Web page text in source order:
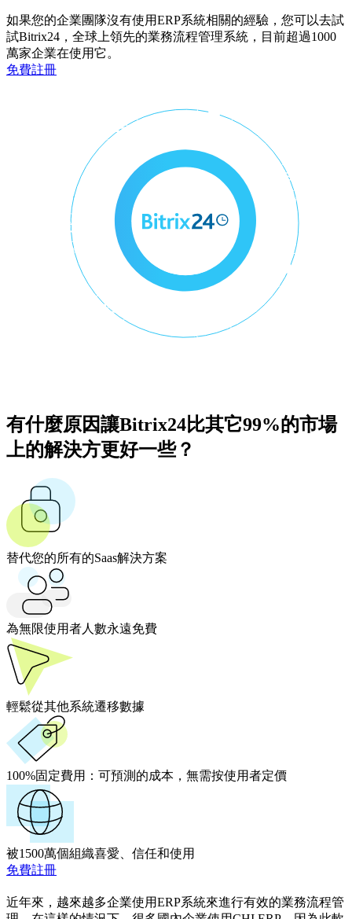
如果您的企業團隊沒有使用ERP系統相關的經驗，您可以去試
試Bitrix24，全球上領先的業務流程管理系統，目前超過1000
萬家企業在使用它。
免費註冊
有什麼原因讓Bitrix24比其它99%的市場
上的解決方更好一些？
替代您的所有的Saas解決方案
為無限使用者人數永遠免費
輕鬆從其他系統遷移數據
100%固定費用： 可預測的成本，無需按使用者定價
被1500萬個組織喜愛、信任和使用
免費註冊
近年來，越來越多企業使用ERP系統來進行有效的業務流程管